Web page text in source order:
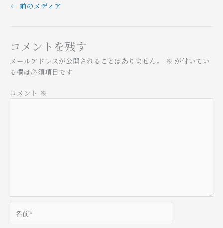
← 前のメディア
コメントを残す
メールアドレスが公開されることはありません。 ※ が付いてい
る欄は必須項目です
コメント ※
前